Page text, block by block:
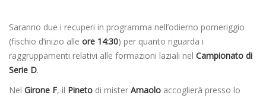
Saranno due i recuperi in programma nell’odierno pomeriggio
(fischio d’inizio alle ore 14:30) per quanto riguarda i
raggruppamenti relativi alle formazioni laziali nel Campionato di
Serie D.
Nel Girone F, il Pineto di mister Amaolo accoglierà presso lo